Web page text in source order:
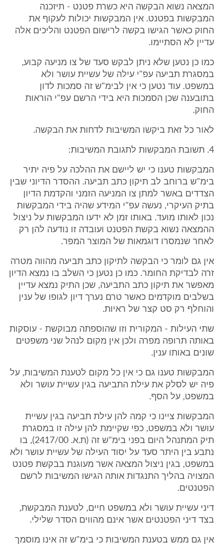
המצאה נשוא הבקשה היא כשרת פטנט - תיזכנה
המבקשות בפטנט. אין המבקשות יכולות לעקוף את
החוק כאשר הגישו בקשה לרישום הפטנט והליכים אלה
עדיין לא הסתיימו.
כמו כן נטען שלא ניתן לבקש סעד של צו מניעה קבוע,
במסגרת תביעה עפ"י עילה של עשיית עושר ולא
במשפט. עוד נטען כי אין לבימ"ש זה סמכות לדון
בתובענה שכן הסמכות היא בידי הרשם עפ"י הוראות
החוק.
לאור כל זאת ביקשו המשיבות לדחות את הבקשה.
4. תשובת המבקשות לתגובת המשיבות:
המבקשות טענו כי יש ליישם את ההלכה על פיה יתיר
בימ"ש ברוחב לב תיקון כתב תביעה. ההסדר הדיוני שבין
הצדדים באשר למתן צו המניעה הזמני והקדמת הדיון
בתיק העיקרי, נעשה עפ"י המידע שהיה בידי המבקשות
נכון לאותו מועד. באותו זמן לא ידעו המבקשות על ניצול
ההמצאה נשוא בקשת הפטנט ועובדה זו נודעה להן רק
לאחר שנמסרו דוגמאות של המוצר המפר.
אין גם לומר כי הבקשה לתיקון כתב תביעה מהווה מטרה
זרה לבדיקת החומר. כמו כן נטען כי השלב בו נמצא הדיון
מאפשר את תיקון כתב התביעה, שכן התיק נמצא עדיין
בשלבים מוקדמים כאשר טרם נערך דיון לגופו של ענין
והוחלף רק סט קצר של ראיות.
שתי העילות - המקורית וזו שהוספתה מבוקשת - עוסקות
באותה תרופה מפרה ולכן אין מקום לנהל שני משפטים
שונים באותו ענין.
המבקשות טענו גם כי אין כל מקום לטענת המשיבות, על
פיה יש לסלק את עילת התביעה בגין עשיית עושר ולא
במשפט, על הסף.
המבקשות ציינו כי קמה להן עילת תביעה בגין עשיית
עושר ולא במשפט, כפי שקיימת להן עילה זו במסגרת
תיק המתנהל היום בפני בימ"ש זה (ת.א. 2417/00), בו
נתבע בין היתר סעד על יסוד העילה של עשיית עושר ולא
במשפט, בגין ניצול המצאה אשר מעוגנת בבקשת פטנט
המצויה בהליך התנגדות אותה הגישו המשיבות לרשם
הפטנטים.
דיני עשיית עושר ולא במשפט חיים, לטענת המבקשת,
בצד דיני הפטנטים אשר אינם מהווים הסדר שלילי.
אין גם ממש בטענת המשיבות כי בימ"ש זה אינו מוסמך